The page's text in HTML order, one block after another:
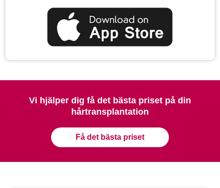
Vi hjälper dig få det bästa priset på din
hårtransplantation
Få det bästa priset